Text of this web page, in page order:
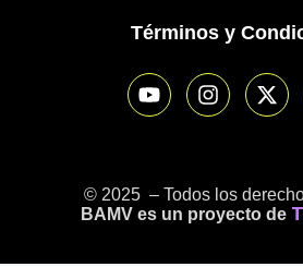
Términos y
© 2025 – Todos los
BAMV es un proyecto de